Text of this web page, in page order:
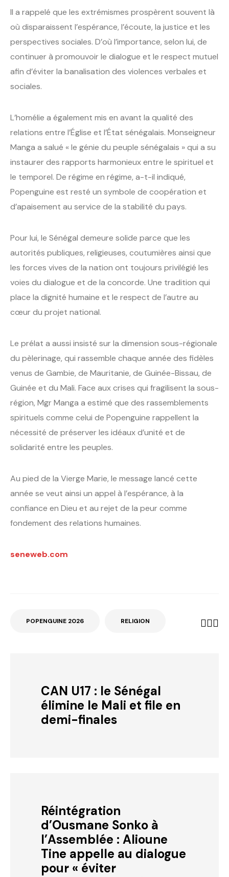
Il a rappelé que les extrémismes prospèrent souvent là
où disparaissent l’espérance, l’écoute, la justice et les
perspectives sociales. D’où l’importance, selon lui, de
continuer à promouvoir le dialogue et le respect mutuel
afin d’éviter la banalisation des violences verbales et
sociales.
L’homélie a également mis en avant la qualité des
relations entre l’Église et l’État sénégalais. Monseigneur
Manga a salué « le génie du peuple sénégalais » qui a su
instaurer des rapports harmonieux entre le spirituel et
le temporel. De régime en régime, a-t-il indiqué,
Popenguine est resté un symbole de coopération et
d’apaisement au service de la stabilité du pays.
Pour lui, le Sénégal demeure solide parce que les
autorités publiques, religieuses, coutumières ainsi que
les forces vives de la nation ont toujours privilégié les
voies du dialogue et de la concorde. Une tradition qui
place la dignité humaine et le respect de l’autre au
cœur du projet national.
Le prélat a aussi insisté sur la dimension sous-régionale
du pèlerinage, qui rassemble chaque année des fidèles
venus de Gambie, de Mauritanie, de Guinée-Bissau, de
Guinée et du Mali. Face aux crises qui fragilisent la sous-
région, Mgr Manga a estimé que des rassemblements
spirituels comme celui de Popenguine rappellent la
nécessité de préserver les idéaux d’unité et de
solidarité entre les peuples.
Au pied de la Vierge Marie, le message lancé cette
année se veut ainsi un appel à l’espérance, à la
confiance en Dieu et au rejet de la peur comme
fondement des relations humaines.
seneweb.com
POPENGUINE 2026 RELIGION
CAN U17 : le Sénégal
élimine le Mali et file en
demi-finales
Réintégration
d’Ousmane Sonko à
l’Assemblée : Alioune
Tine appelle au dialogue
pour « éviter